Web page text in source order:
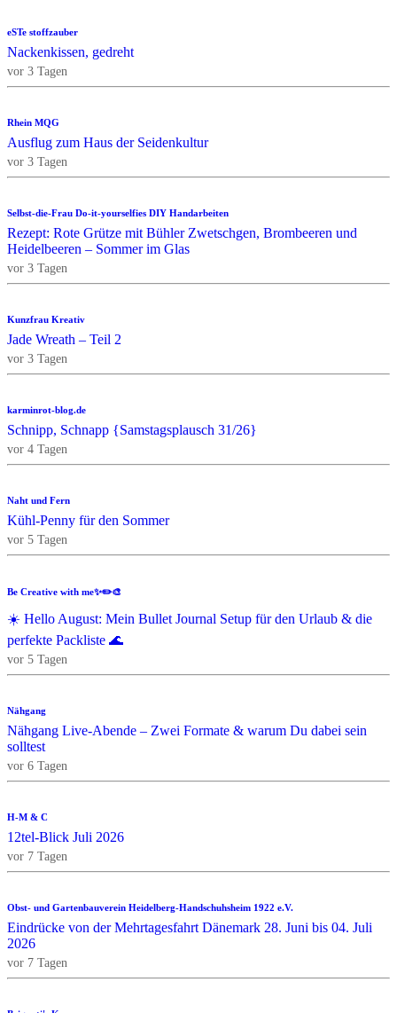
eSTe stoffzauber
Nackenkissen, gedreht
vor 3 Tagen
Rhein MQG
Ausflug zum Haus der Seidenkultur
vor 3 Tagen
Selbst-die-Frau Do-it-yourselfies DIY Handarbeiten
Rezept: Rote Grütze mit Bühler Zwetschgen, Brombeeren und
Heidelbeeren – Sommer im Glas
vor 3 Tagen
Kunzfrau Kreativ
Jade Wreath – Teil 2
vor 3 Tagen
karminrot-blog.de
Schnipp, Schnapp {Samstagsplausch 31/26}
vor 4 Tagen
Naht und Fern
Kühl-Penny für den Sommer
vor 5 Tagen
Be Creative with me✨✏️🎨
☀️ Hello August: Mein Bullet Journal Setup für den Urlaub & die
perfekte Packliste 🌊
vor 5 Tagen
Nähgang
Nähgang Live-Abende – Zwei Formate & warum Du dabei sein
solltest
vor 6 Tagen
H-M & C
12tel-Blick Juli 2026
vor 7 Tagen
Obst- und Gartenbauverein Heidelberg-Handschuhsheim 1922 e.V.
Eindrücke von der Mehrtagesfahrt Dänemark 28. Juni bis 04. Juli
2026
vor 7 Tagen